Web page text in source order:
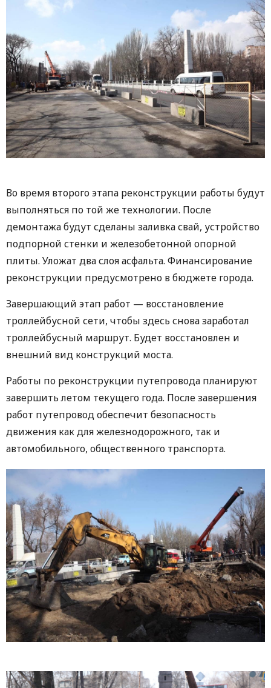
Во время второго этапа реконструкции работы будут
выполняться по той же технологии. После
демонтажа будут сделаны заливка свай, устройство
подпорной стенки и железобетонной опорной
плиты. Уложат два слоя асфальта. Финансирование
реконструкции предусмотрено в бюджете города.
Завершающий этап работ — восстановление
троллейбусной сети, чтобы здесь снова заработал
троллейбусный маршрут. Будет восстановлен и
внешний вид конструкций моста.
Работы по реконструкции путепровода планируют
завершить летом текущего года. После завершения
работ путепровод обеспечит безопасность
движения как для железнодорожного, так и
автомобильного, общественного транспорта.